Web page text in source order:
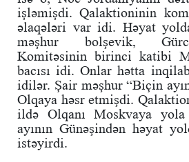
işləmişdi. Qalaktioninin
əlaqələri var idi. Həyat
məşhur bolşevik,
Komitəsinin birinci katibi
bacısı idi. Onlar hətta
idilər. Şair məşhur “Biçin
Olqaya həsr etmişdi.
ildə Olqanı Moskvaya
ayının Günəşindən həyat
istəyirdi.